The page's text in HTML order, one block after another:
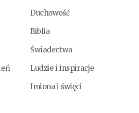
Duchowość
Biblia
Świadectwa
Ludzie i inspiracje
Imiona i święci